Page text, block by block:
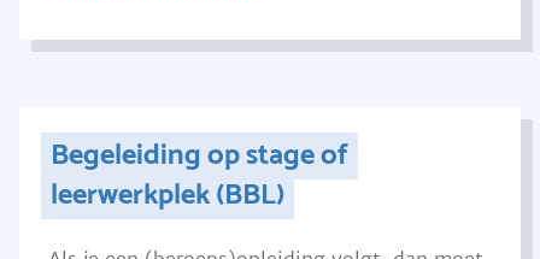
Begeleiding op stage of
leerwerkplek (BBL)